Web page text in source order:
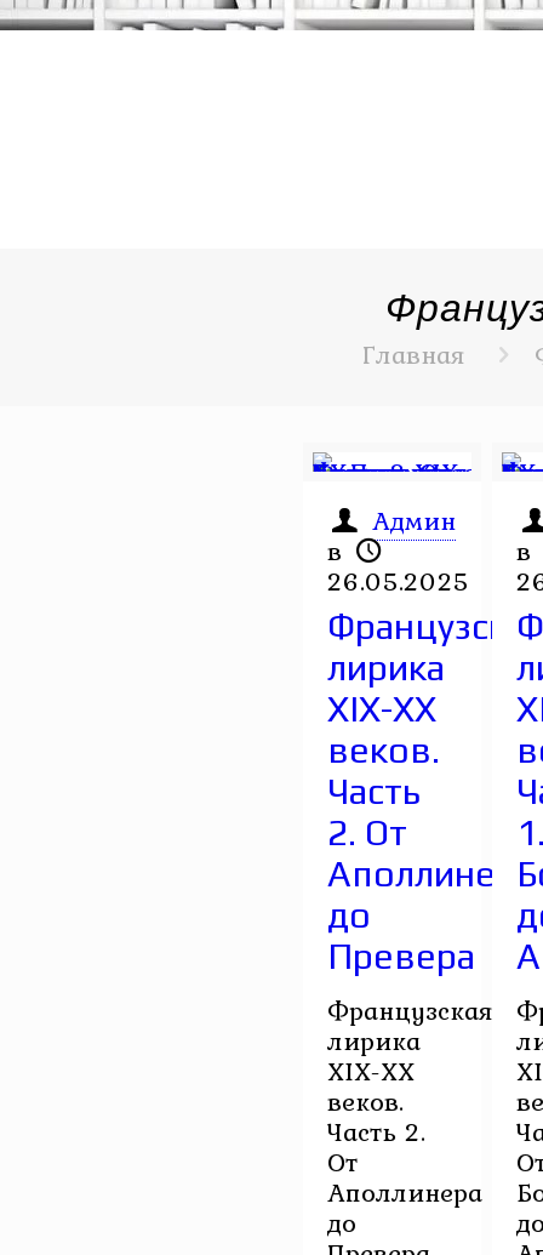
Главная
Админ
в
26.05.2025
Французская
лирика
XIX-XX
веков.
Часть
2. От
Аполлинера
до
Превера
Французская
лирика
XIX-XX
веков.
Часть 2.
От
Аполлинера
до
в